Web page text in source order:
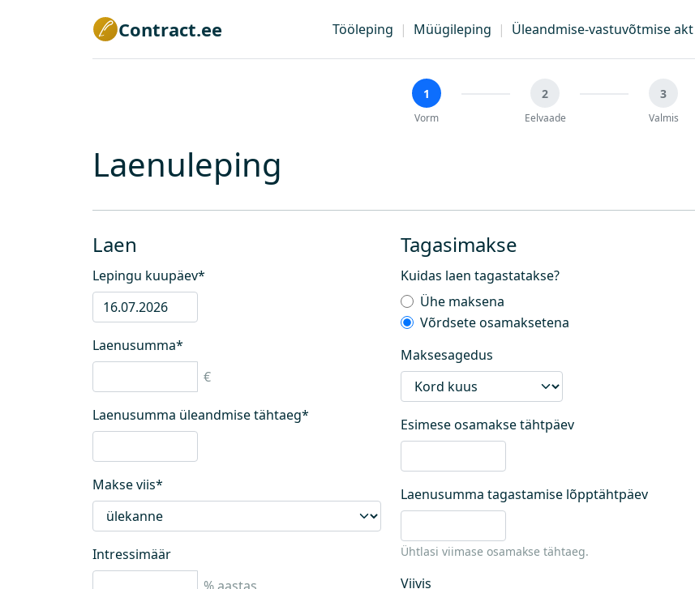
Contract.ee Tööleping | Müügileping | Üleandmise-vastuvõtmise akt
1
Vorm
2
Eelvaade
3
Valmis
Laenuleping
Laen
Lepingu kuupäev*
Laenusumma*
€
Laenusumma üleandmise tähtaeg*
Makse viis*
Intressimäär
Tagasimakse
Kuidas laen tagastatakse?
Ühe maksena
Võrdsete osamaksetena
Maksesagedus
Esimese osamakse tähtpäev
Laenusumma tagastamise lõpptähtpäev
Ühtlasi viimase osamakse tähtaeg.
Viivis